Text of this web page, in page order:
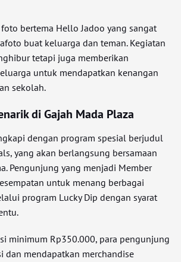
bertema Hello Jadoo yang sangat
buat keluarga dan teman. Kegiatan
tetapi juga memberikan
untuk mendapatkan kenangan
sekolah.
di Gajah Mada Plaza
dengan program spesial berjudul
yang akan berlangsung bersamaan
Pengunjung yang menjadi Member
untuk menang berbagai
program Lucky Dip dengan syarat
minimum Rp350.000, para pengunjung
dan mendapatkan merchandise